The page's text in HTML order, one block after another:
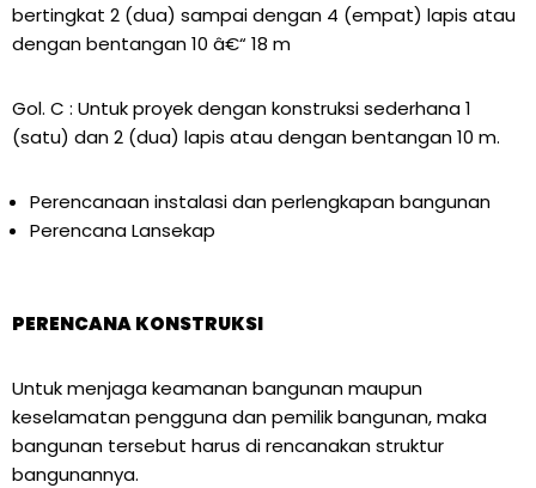
bertingkat 2 (dua) sampai dengan 4 (empat) lapis atau
dengan bentangan 10 â€“ 18 m
Gol. C : Untuk proyek dengan konstruksi sederhana 1
(satu) dan 2 (dua) lapis atau dengan bentangan 10 m.
Perencanaan instalasi dan perlengkapan bangunan
Perencana Lansekap
PERENCANA KONSTRUKSI
Untuk menjaga keamanan bangunan maupun
keselamatan pengguna dan pemilik bangunan, maka
bangunan tersebut harus di rencanakan struktur
bangunannya.